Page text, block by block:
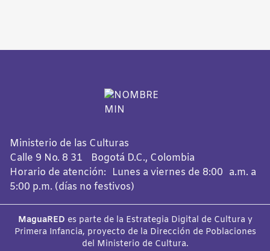
Ministerio de las Culturas
Calle 9 No. 8 31 Bogotá D.C., Colombia
Horario de atención: Lunes a viernes de 8:00 a.m. a
5:00 p.m. (días no festivos)
MaguaRED es parte de la Estrategia Digital de Cultura y
Primera Infancia, proyecto de la Dirección de Poblaciones
del Ministerio de Cultura.